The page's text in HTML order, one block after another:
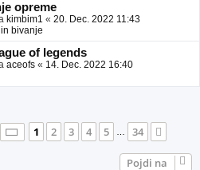
opreme
kimbim1 « 20. Dec. 2022 11:43
bivanje
of legends
aceofs « 14. Dec. 2022 16:40
Stran 1od34
1 2 3 4 5 … 34
Pojdi na